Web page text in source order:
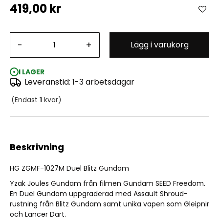
419,00 kr
- + Lägg i varukorg
I LAGER
Leveranstid: 1-3 arbetsdagar
(Endast 1 kvar)
Beskrivning
HG ZGMF-1027M Duel Blitz Gundam
Yzak Joules Gundam från filmen Gundam SEED Freedom.
En Duel Gundam uppgraderad med Assault Shroud-
rustning från Blitz Gundam samt unika vapen som Gleipnir
och Lancer Dart.